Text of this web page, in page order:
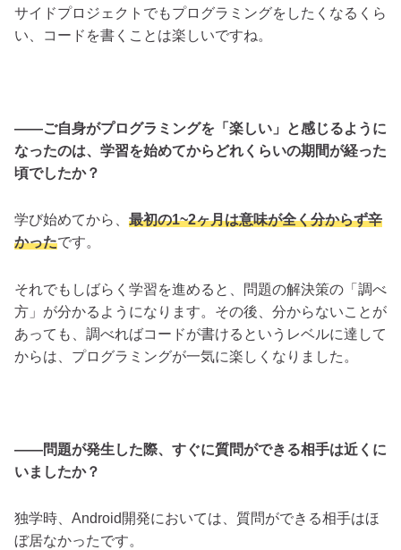
サイドプロジェクトでもプログラミングをしたくなるくら
い、コードを書くことは楽しいですね。
――ご自身がプログラミングを「楽しい」と感じるように
なったのは、学習を始めてからどれくらいの期間が経った
頃でしたか？
学び始めてから、 最初の1~2ヶ月は意味が全く分からず辛
かったです。
それでもしばらく学習を進めると、問題の解決策の「調べ
方」が分かるようになります。その後、分からないことが
あっても、調べればコードが書けるというレベルに達して
からは、プログラミングが一気に楽しくなりました。
――問題が発生した際、すぐに質問ができる相手は近くに
いましたか？
独学時、Android開発においては、質問ができる相手はほ
ぼ居なかったです。